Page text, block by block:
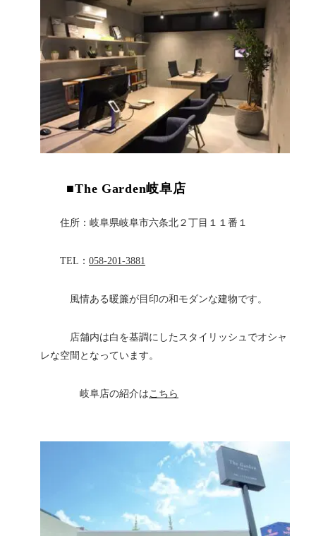
■The Garden岐阜店
住所：岐阜県岐阜市六条北２丁目１１番１
TEL： 058-201-3881
風情ある暖簾が目印の和モダンな建物です。
店舗内は白を基調にしたスタイリッシュでオシャ
レな空間となっています。
岐阜店の紹介は こちら